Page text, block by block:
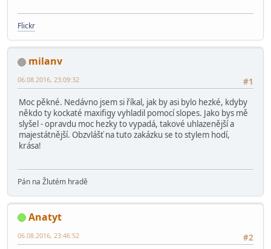
Flickr
milanv
#1
06.08.2016, 23:09:32
Moc pěkné. Nedávno jsem si říkal, jak by asi bylo hezké, kdyby
někdo ty kockaté maxifigy vyhladil pomocí slopes. Jako bys mě
slyšel - opravdu moc hezky to vypadá, takové uhlazenější a
majestátnější. Obzvlášť na tuto zakázku se to stylem hodí,
krása!
Pán na Žlutém hradě
Anatyt
#2
06.08.2016, 23:46:52